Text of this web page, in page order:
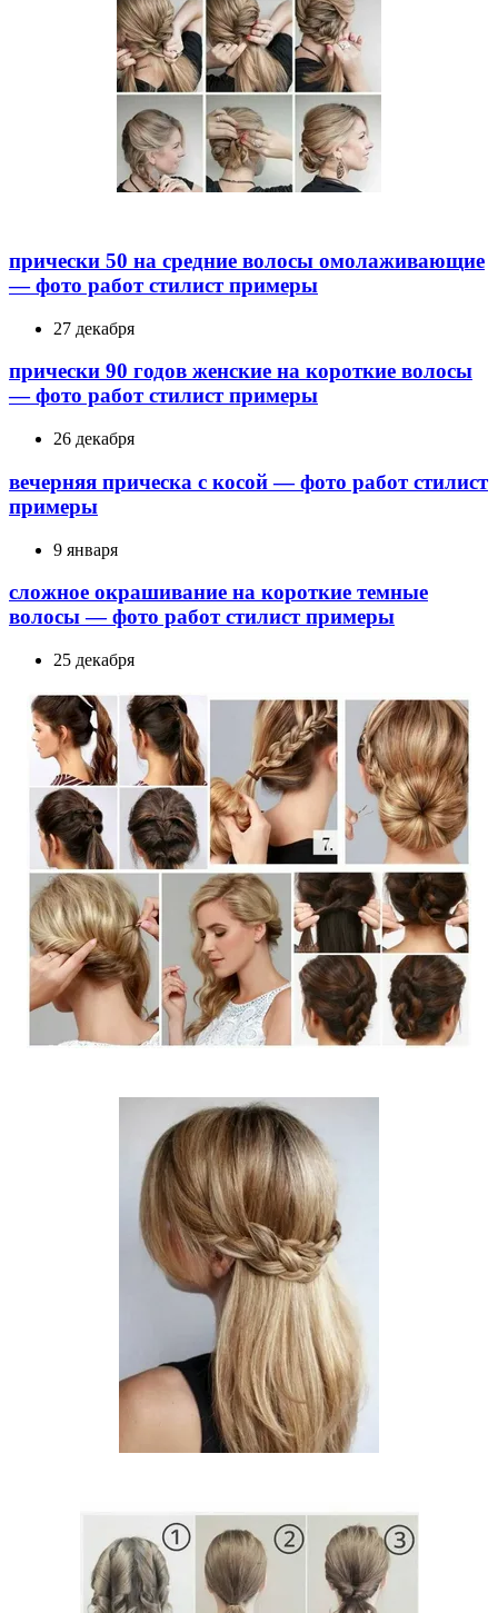
прически 50 на средние волосы омолаживающие
— фото работ стилист примеры
27 декабря
прически 90 годов женские на короткие волосы
— фото работ стилист примеры
26 декабря
вечерняя прическа с косой — фото работ стилист
примеры
9 января
сложное окрашивание на короткие темные
волосы — фото работ стилист примеры
25 декабря